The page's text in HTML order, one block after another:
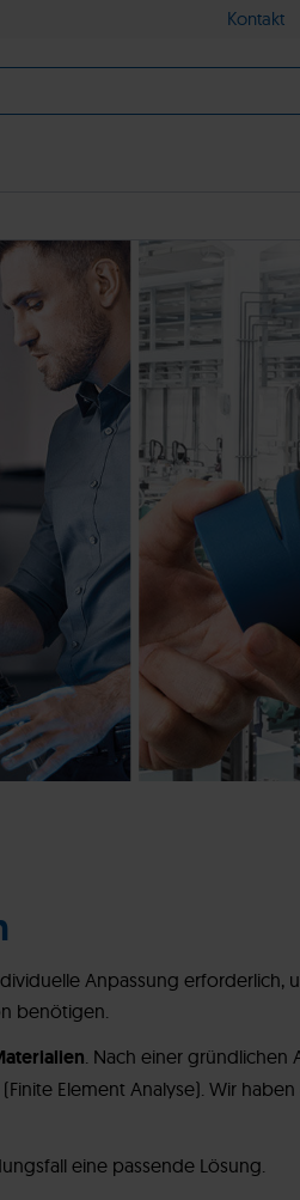
Kontakt
Anpassung erforderlich,
benötigen.
. Nach einer gründlichen
Element Analyse). Wir haben
eine passende Lösung.